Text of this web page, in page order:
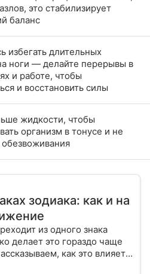
это стабилизирует
баланс
избегать длительных
ноги — делайте перерывы в
и работе, чтобы
и восстановить силы
жидкости, чтобы
организм в тонусе и не
обезвоживания
зодиака: как и на
из одного знака
делает это гораздо чаще
как это влияет